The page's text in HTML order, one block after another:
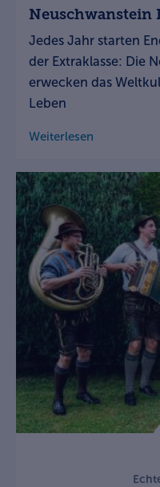
Neuschwanstein
Jedes Jahr starten
der Extraklasse: Die
erwecken das
Leben
Weiterlesen